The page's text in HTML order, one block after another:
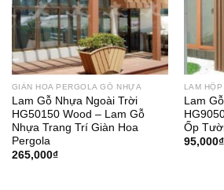
GIÀN HOA PERGOLA GỖ NHỰA
Lam Gỗ Nhựa Ngoài Trời
HG50150 Wood – Lam Gỗ
Nhựa Trang Trí Giàn Hoa
Pergola
265,000₫
LAM
Lam
Ốp
95,000₫